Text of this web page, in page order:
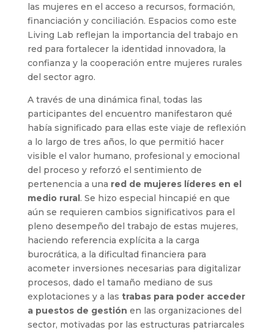
las mujeres en el acceso a recursos, formación,
financiación y conciliación. Espacios como este
Living Lab reflejan la importancia del trabajo en
red para fortalecer la identidad innovadora, la
confianza y la cooperación entre mujeres rurales
del sector agro.
A través de una dinámica final, todas las
participantes del encuentro manifestaron qué
había significado para ellas este viaje de reflexión
a lo largo de tres años, lo que permitió hacer
visible el valor humano, profesional y emocional
del proceso y reforzó el sentimiento de
pertenencia a una red de mujeres líderes en el
medio rural. Se hizo especial hincapié en que
aún se requieren cambios significativos para el
pleno desempeño del trabajo de estas mujeres,
haciendo referencia explícita a la carga
burocrática, a la dificultad financiera para
acometer inversiones necesarias para digitalizar
procesos, dado el tamaño mediano de sus
explotaciones y a las trabas para poder acceder
a puestos de gestión en las organizaciones del
sector, motivadas por las estructuras patriarcales